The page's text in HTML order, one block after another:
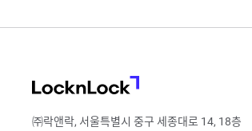
㈜락앤락, 서울특별시 중구 세종대로 14, 18층